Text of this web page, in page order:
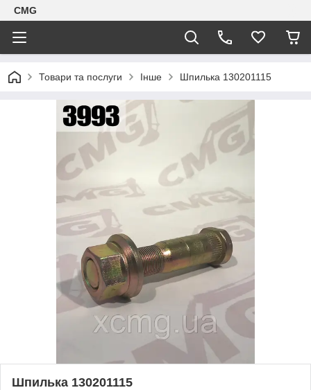
CMG
Товари та послуги Інше Шпилька 130201115
Шпилька 130201115